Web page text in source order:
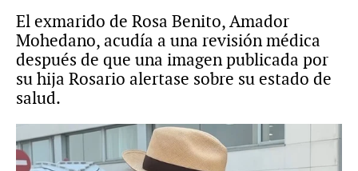
El exmarido de Rosa Benito, Amador
Mohedano, acudía a una revisión médica
después de que una imagen publicada por
su hija Rosario alertase sobre su estado de
salud.